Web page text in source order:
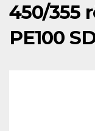
450/355
PE100